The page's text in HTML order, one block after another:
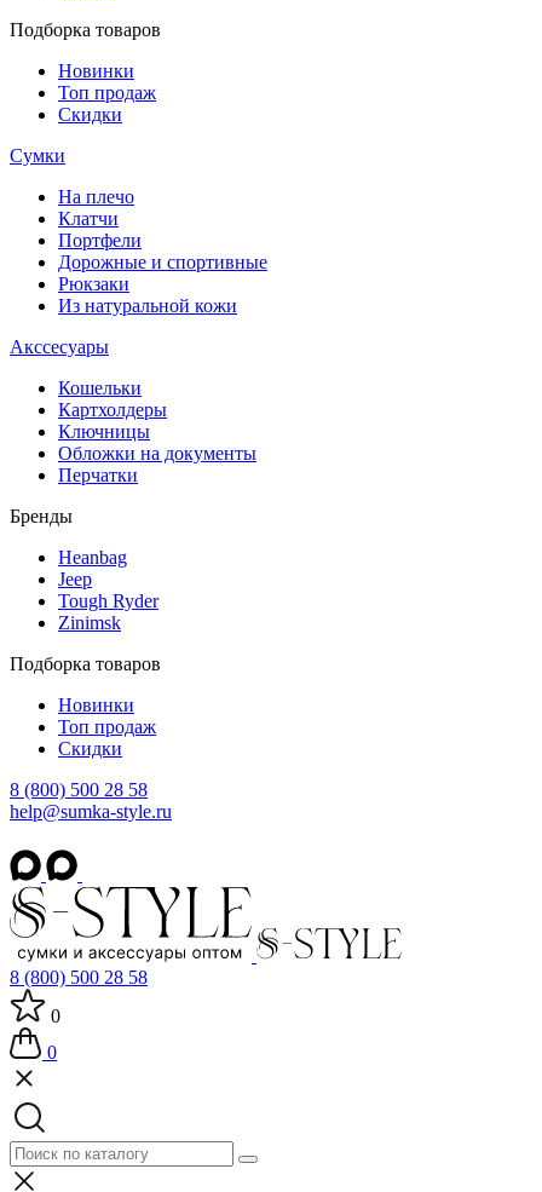
Подборка товаров
Новинки
Топ продаж
Скидки
Сумки
На плечо
Клатчи
Портфели
Дорожные и спортивные
Рюкзаки
Из натуральной кожи
Акссесуары
Кошельки
Картхолдеры
Ключницы
Обложки на документы
Перчатки
Бренды
Heanbag
Jeep
Tough Ryder
Zinimsk
Подборка товаров
Новинки
Топ продаж
Скидки
8 (800) 500 28 58
help@sumka-style.ru
8 (800) 500 28 58
0
0